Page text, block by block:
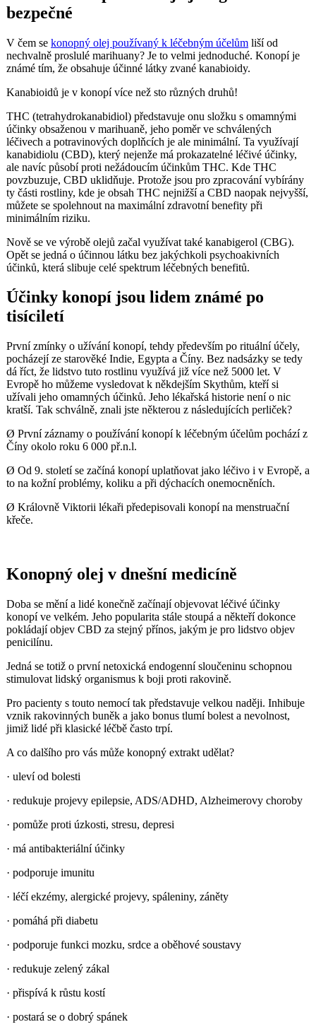
bezpečné
V čem se konopný olej používaný k léčebným účelům liší od
nechvalně proslulé marihuany? Je to velmi jednoduché. Konopí je
známé tím, že obsahuje účinné látky zvané kanabioidy.
Kanabioidů je v konopí více než sto různých druhů!
THC (tetrahydrokanabidiol) představuje onu složku s omamnými
účinky obsaženou v marihuaně, jeho poměr ve schválených
léčivech a potravinových doplňcích je ale minimální. Ta využívají
kanabidiolu (CBD), který nejenže má prokazatelné léčivé účinky,
ale navíc působí proti nežádoucím účinkům THC. Kde THC
povzbuzuje, CBD uklidňuje. Protože jsou pro zpracování vybírány
ty části rostliny, kde je obsah THC nejnižší a CBD naopak nejvyšší,
můžete se spolehnout na maximální zdravotní benefity při
minimálním riziku.
Nově se ve výrobě olejů začal využívat také kanabigerol (CBG).
Opět se jedná o účinnou látku bez jakýchkoli psychoakivních
účinků, která slibuje celé spektrum léčebných benefitů.
Účinky konopí jsou lidem známé po
tisíciletí
První zmínky o užívání konopí, tehdy především po rituální účely,
pocházejí ze starověké Indie, Egypta a Číny. Bez nadsázky se tedy
dá říct, že lidstvo tuto rostlinu využívá již více než 5000 let. V
Evropě ho můžeme vysledovat k někdejším Skythům, kteří si
užívali jeho omamných účinků. Jeho lékařská historie není o nic
kratší. Tak schválně, znali jste některou z následujících perliček?
Ø První záznamy o používání konopí k léčebným účelům pochází z
Číny okolo roku 6 000 př.n.l.
Ø Od 9. století se začíná konopí uplatňovat jako léčivo i v Evropě, a
to na kožní problémy, koliku a při dýchacích onemocněních.
Ø Královně Viktorii lékaři předepisovali konopí na menstruační
křeče.
Konopný olej v dnešní medicíně
Doba se mění a lidé konečně začínají objevovat léčivé účinky
konopí ve velkém. Jeho popularita stále stoupá a někteří dokonce
pokládají objev CBD za stejný přínos, jakým je pro lidstvo objev
penicilínu.
Jedná se totiž o první netoxická endogenní sloučeninu schopnou
stimulovat lidský organismus k boji proti rakovině.
Pro pacienty s touto nemocí tak představuje velkou naději. Inhibuje
vznik rakovinných buněk a jako bonus tlumí bolest a nevolnost,
jimiž lidé při klasické léčbě často trpí.
A co dalšího pro vás může konopný extrakt udělat?
· uleví od bolesti
· redukuje projevy epilepsie, ADS/ADHD, Alzheimerovy choroby
· pomůže proti úzkosti, stresu, depresi
· má antibakteriální účinky
· podporuje imunitu
· léčí ekzémy, alergické projevy, spáleniny, záněty
· pomáhá při diabetu
· podporuje funkci mozku, srdce a oběhové soustavy
· redukuje zelený zákal
· přispívá k růstu kostí
· postará se o dobrý spánek